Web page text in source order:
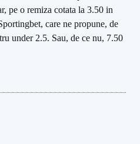
pe o remiza cotata la 3.50 in
care ne propune, de
under 2.5. Sau, de ce nu, 7.50